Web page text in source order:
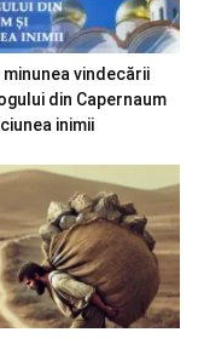
minunea vindecării
din Capernaum
inimii